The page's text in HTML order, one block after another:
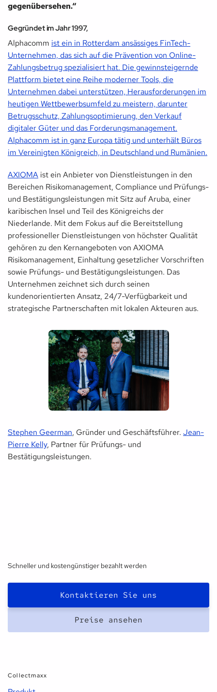
gegenübersehen.“
Gegründet im Jahr 1997,
Alphacomm ist ein in Rotterdam ansässiges FinTech-
Unternehmen, das sich auf die Prävention von Online-
Zahlungsbetrug spezialisiert hat. Die gewinnsteigernde
Plattform bietet eine Reihe moderner Tools, die
Unternehmen dabei unterstützen, Herausforderungen im
heutigen Wettbewerbsumfeld zu meistern, darunter
Betrugsschutz, Zahlungsoptimierung, den Verkauf
digitaler Güter und das Forderungsmanagement.
Alphacomm ist in ganz Europa tätig und unterhält Büros
im Vereinigten Königreich, in Deutschland und Rumänien.
AXIOMA ist ein Anbieter von Dienstleistungen in den
Bereichen Risikomanagement, Compliance und Prüfungs-
und Bestätigungsleistungen mit Sitz auf Aruba, einer
karibischen Insel und Teil des Königreichs der
Niederlande. Mit dem Fokus auf die Bereitstellung
professioneller Dienstleistungen von höchster Qualität
gehören zu den Kernangeboten von AXIOMA
Risikomanagement, Einhaltung gesetzlicher Vorschriften
sowie Prüfungs- und Bestätigungsleistungen. Das
Unternehmen zeichnet sich durch seinen
kundenorientierten Ansatz, 24/7-Verfügbarkeit und
strategische Partnerschaften mit lokalen Akteuren aus.
Stephen Geerman, Gründer und Geschäftsführer. Jean-
Pierre Kelly, Partner für Prüfungs- und
Bestätigungsleistungen.
Schneller und kostengünstiger bezahlt werden
Kontaktieren Sie uns
Preise ansehen
Collectmaxx